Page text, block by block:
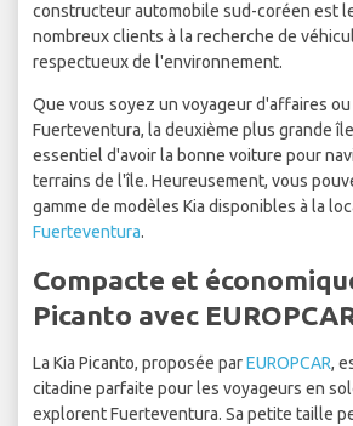
constructeur automobile sud-coréen est
nombreux clients à la recherche de
respectueux de l'environnement.
Que vous soyez un voyageur d'affaires
Fuerteventura, la deuxième plus grande
essentiel d'avoir la bonne voiture pour
terrains de l'île. Heureusement, vous
gamme de modèles Kia disponibles à la
Fuerteventura.
Compacte et
Picanto avec
La Kia Picanto, proposée parEUROPCAR,
citadine parfaite pour les voyageurs en
explorent Fuerteventura. Sa petite taille